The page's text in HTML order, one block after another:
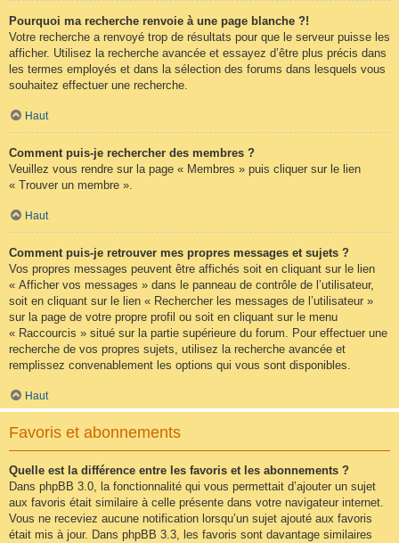
Pourquoi ma recherche renvoie à une page blanche ?!
Votre recherche a renvoyé trop de résultats pour que le serveur puisse les
afficher. Utilisez la recherche avancée et essayez d’être plus précis dans
les termes employés et dans la sélection des forums dans lesquels vous
souhaitez effectuer une recherche.
Haut
Comment puis-je rechercher des membres ?
Veuillez vous rendre sur la page « Membres » puis cliquer sur le lien
« Trouver un membre ».
Haut
Comment puis-je retrouver mes propres messages et sujets ?
Vos propres messages peuvent être affichés soit en cliquant sur le lien
« Afficher vos messages » dans le panneau de contrôle de l’utilisateur,
soit en cliquant sur le lien « Rechercher les messages de l’utilisateur »
sur la page de votre propre profil ou soit en cliquant sur le menu
« Raccourcis » situé sur la partie supérieure du forum. Pour effectuer une
recherche de vos propres sujets, utilisez la recherche avancée et
remplissez convenablement les options qui vous sont disponibles.
Haut
Favoris et abonnements
Quelle est la différence entre les favoris et les abonnements ?
Dans phpBB 3.0, la fonctionnalité qui vous permettait d’ajouter un sujet
aux favoris était similaire à celle présente dans votre navigateur internet.
Vous ne receviez aucune notification lorsqu’un sujet ajouté aux favoris
était mis à jour. Dans phpBB 3.3, les favoris sont davantage similaires